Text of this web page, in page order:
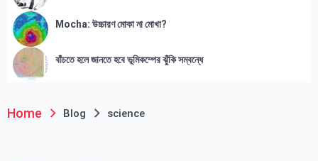
Mocha: উচ্চারণ মোকা না মোখা?
বাঁচতে হলে জানতে হবে ভূমিকম্পের ঝুঁকি সম্বন্ধে
Home Blog science